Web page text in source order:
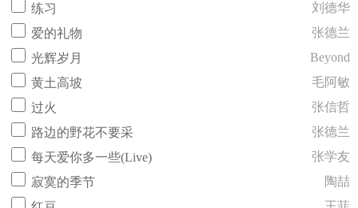
练习
刘德华
爱的礼物
张德兰
光辉岁月
Beyond
黄土高坡
毛阿敏
过火
张信哲
路边的野花不要采
张德兰
每天爱你多一些(Live)
张学友
寂寞的季节
陶喆